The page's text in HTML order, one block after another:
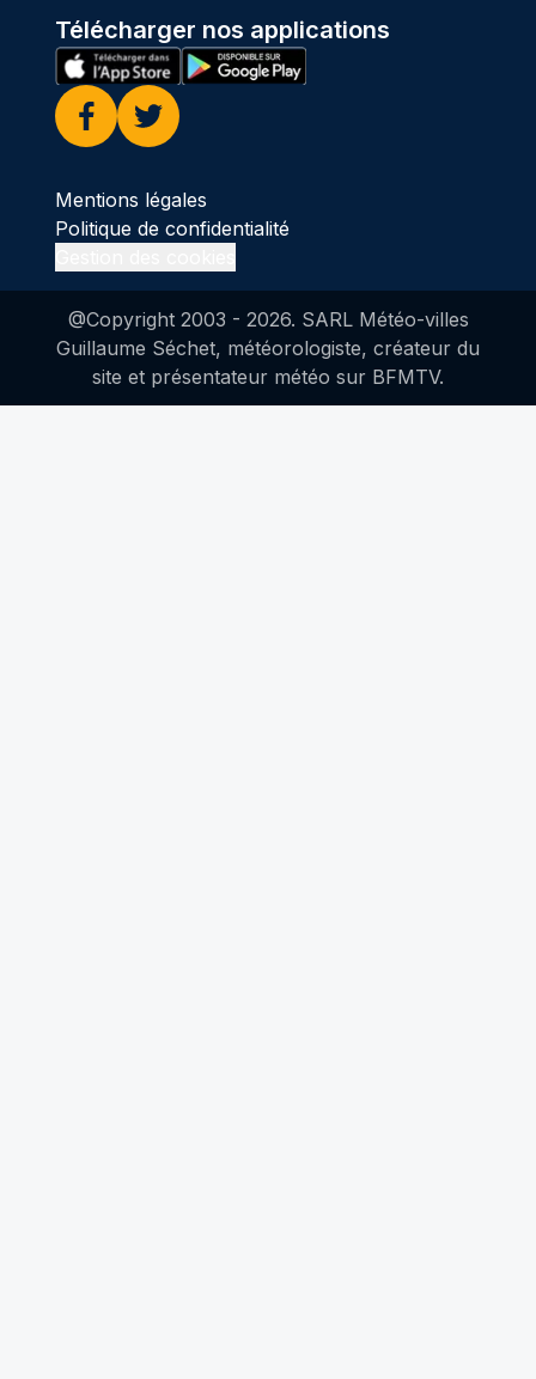
Télécharger nos applications
Facebook
Twitter
Mentions légales
Politique de confidentialité
@Copyright 2003 - 2026. SARL Météo-villes
Guillaume Séchet, météorologiste, créateur du
site et présentateur météo sur BFMTV.